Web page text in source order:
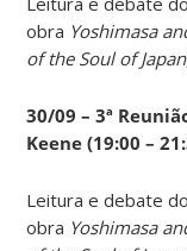
obra Yoshimasa
of the Soul of Japan
30/09 – 3ª
Keene (19:00 –
Leitura e debate
obra Yoshimasa